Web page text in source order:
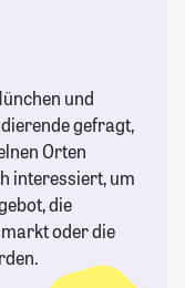
und
gefragt,
Orten
interessiert, um
die
oder die